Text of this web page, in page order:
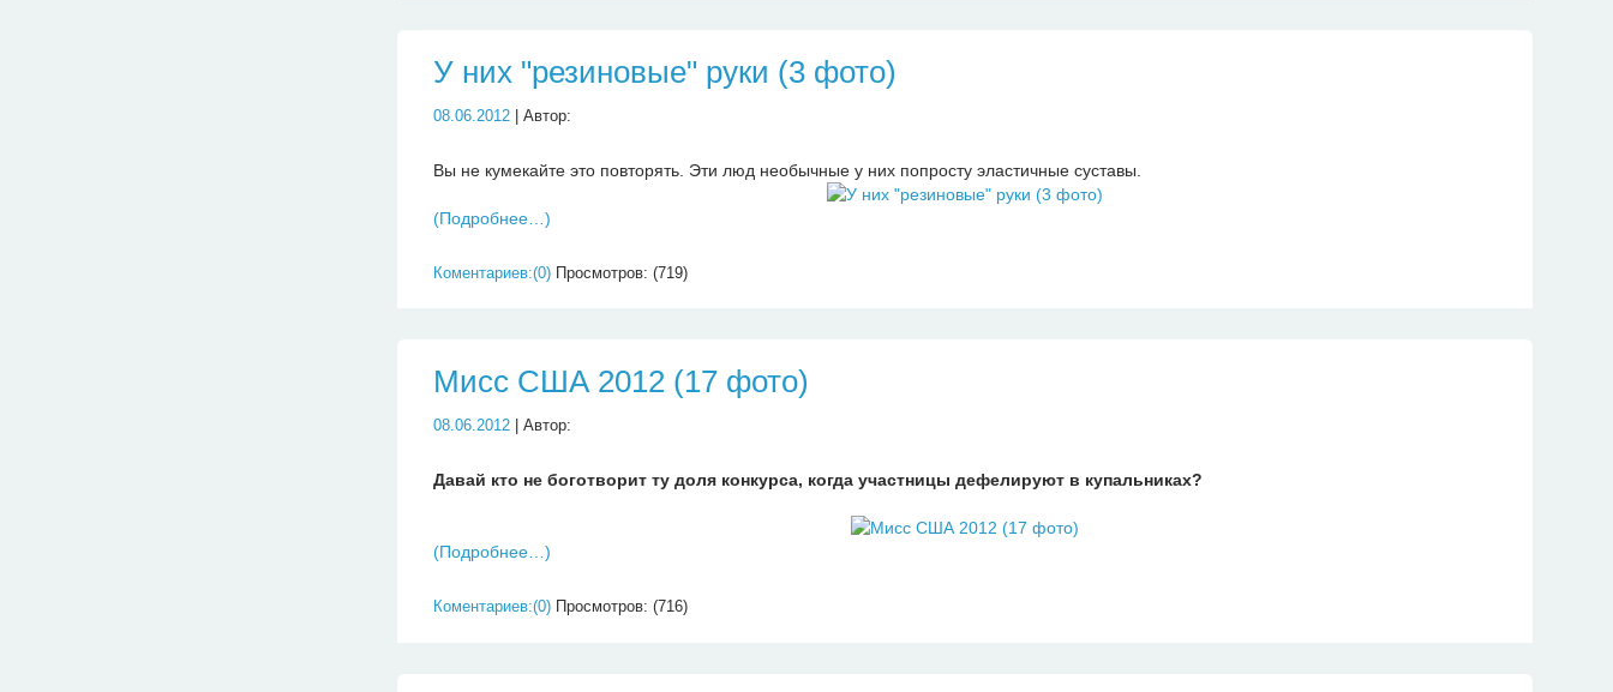
У них "резиновые" руки (3 фото)
08.06.2012 | Автор:
Вы не кумекайте это повторять. Эти люд необычные у них попросту эластичные суставы.
(Подробнее…)
Коментариев:(0) Просмотров: (719)
Мисс США 2012 (17 фото)
08.06.2012 | Автор:
Давай кто не боготворит ту доля конкурса, когда участницы дефелируют в купальниках?
(Подробнее…)
Коментариев:(0) Просмотров: (716)